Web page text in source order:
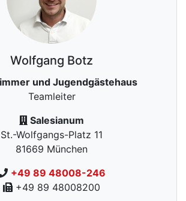
Wolfgang Botz
und Jugendgästehaus
Teamleiter
Salesianum
St.-Wolfgangs-Platz 11
81669 München
+49 89 48008-246
+49 89 48008200